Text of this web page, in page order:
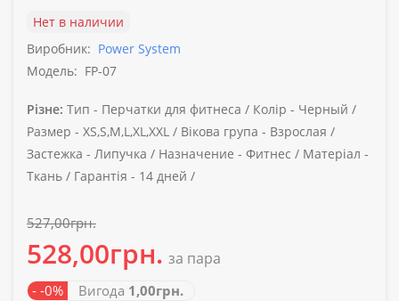
Нет в наличии
Виробник: Power System
Модель: FP-07
Різне: Тип - Перчатки для фитнеса / Колір - Черный /
Размер - XS,S,M,L,XL,XXL / Вікова група - Взрослая /
Застежка - Липучка / Назначение - Фитнес / Матеріал -
Ткань / Гарантія - 14 дней /
527,00грн.
528,00грн. за пара
- -0% Вигода 1,00грн.